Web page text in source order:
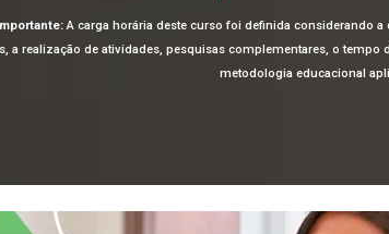
A carga horária deste curso foi definida considerando
a realização de atividades, pesquisas complementares, o
metodologia educacional